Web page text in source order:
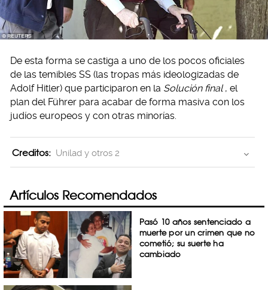
De esta forma se castiga a uno de los pocos oficiales
de las temibles SS (las tropas más ideologizadas de
Adolf Hitler) que participaron en la Solución final , el
plan del Führer para acabar de forma masiva con los
judíos europeos y con otras minorías.
Creditos: Unilad y otros 2
Artículos Recomendados
Pasó 10 años sentenciado a
muerte por un crimen que no
cometió; su suerte ha
cambiado